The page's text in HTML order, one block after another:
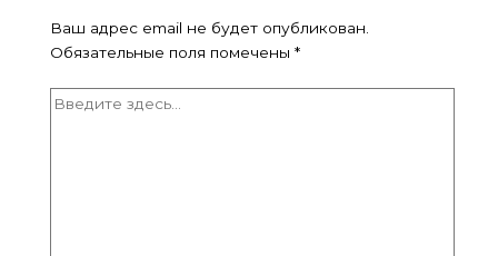
Ваш адрес email не будет опубликован.
Обязательные поля помечены *
Введите